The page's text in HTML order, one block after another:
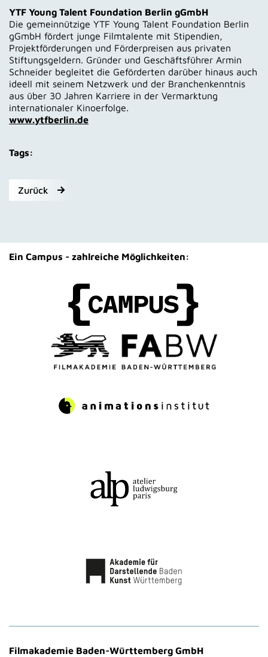
YTF Young Talent Foundation Berlin gGmbH
Die gemeinnützige YTF Young Talent Foundation Berlin
gGmbH fördert junge Filmtalente mit Stipendien,
Projektförderungen und Förderpreisen aus privaten
Stiftungsgeldern. Gründer und Geschäftsführer Armin
Schneider begleitet die Geförderten darüber hinaus auch
ideell mit seinem Netzwerk und der Branchenkenntnis
aus über 30 Jahren Karriere in der Vermarktung
internationaler Kinoerfolge.
www.ytfberlin.de
Tags:
Zurück
Ein Campus - zahlreiche Möglichkeiten:
Filmakademie Baden-Württemberg GmbH